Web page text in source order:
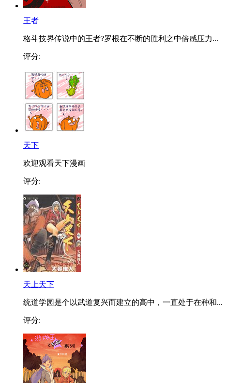
王者
格斗技界传说中的王者?罗根在不断的胜利之中倍感压力...
评分:
天下
欢迎观看天下漫画
评分:
天上天下
统道学园是个以武道复兴而建立的高中，一直处于在种和...
评分: